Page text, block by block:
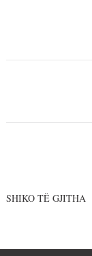
SHIKO TË GJITHA